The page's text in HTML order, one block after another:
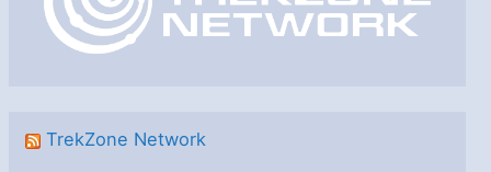
TrekZone Network